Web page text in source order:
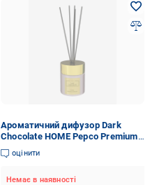
Ароматичний дифузор Dark
Chocolate HOME Pepco Premium
Edition 100 мл Шоколад
(29658323)
оцінити
Немає в наявності